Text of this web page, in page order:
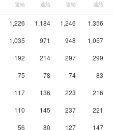
連結
連結
連結
連結
1,226 1,184 1,246 1,356
1,035 971 948 1,057
192 214 297 299
75 78 74 83
117 136 223 216
110 145 237 221
56 80 127 147